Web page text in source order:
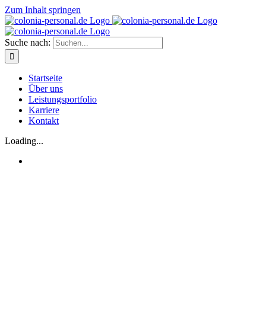
Zum Inhalt springen
Suche nach:
Startseite
Über uns
Leistungsportfolio
Karriere
Kontakt
Loading...